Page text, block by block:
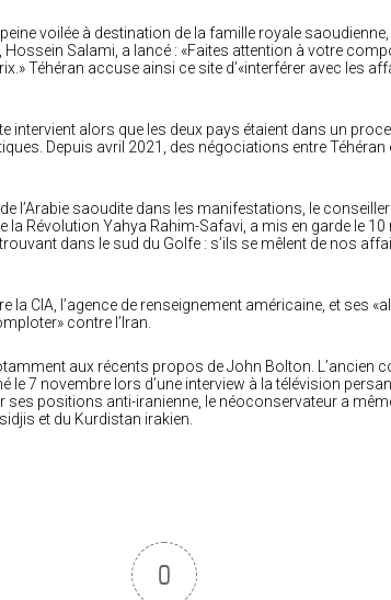
voilée à destination de la famille royale
Salami, a lancé : «Faites attention à votre
Téhéran accuse ainsi ce site d’«interférer avec les
intervient alors que les deux pays étaient dans un
Depuis avril 2021, des négociations entre Téhéran
l’Arabie saoudite dans les manifestations, le
la Révolution Yahya Rahim-Safavi, a mis en garde le
dans le sud du Golfe : s’ils se mêlent de nos
la CIA, l’agence de renseignement américaine, et ses
contre l’Iran.
aux récents propos de John Bolton. L’ancien
le 7 novembre lors d’une interview à la télévision
ses positions anti-iranienne, le néoconservateur a
et du Kurdistan irakien.
0